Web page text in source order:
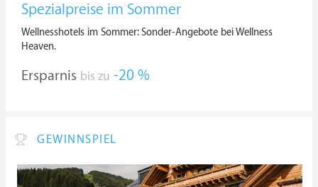
Spezialpreise im Sommer
Wellnesshotels im Sommer: Sonder-Angebote bei Wellness
Heaven.
Ersparnis bis zu -20 %
GEWINNSPIEL